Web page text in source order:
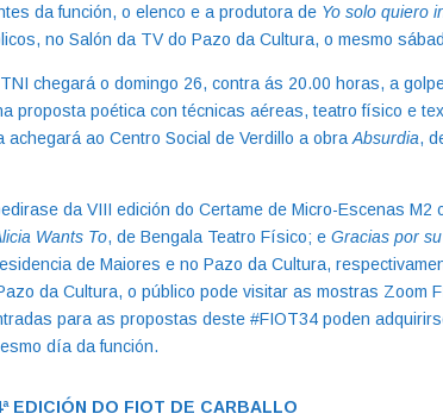
da función, o elenco e a produtora de Yo solo quiero
no Salón da TV do Pazo da Cultura, o mesmo
chegará o domingo 26, contra ás 20.00 horas, a
proposta poética con técnicas aéreas, teatro físico e
achegará ao Centro Social de Verdillo a obraAbsurdia,
da VIII edición do Certame de Micro-Escenas
Wants To, de Bengala Teatro Físico; eGracias por
de Maiores e no Pazo da Cultura,
da Cultura, o público pode visitar as mostras Zoom
para as propostas deste #FIOT34 poden
día da función.
EDICIÓN DO FIOT DE CARBALLO